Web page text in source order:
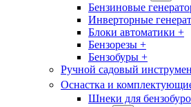
Бензиновые
Инверторные
Блоки автоматики +
Бензорезы +
Бензобуры +
Ручной садовый
Оснастка и
Шнеки для